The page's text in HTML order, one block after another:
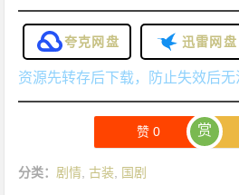
夸克网盘 迅雷网盘
资源先转存后下载，防止失效后无
赞0 赏
分类： 剧情 ,古装 国剧